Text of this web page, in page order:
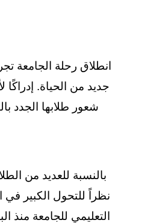
انطلاق رحلة الجامعة
شعور طلابها الجدد
بالنسبة للعديد من
نظراً للتحول الكبير في
التعليمي للجامعة منذ